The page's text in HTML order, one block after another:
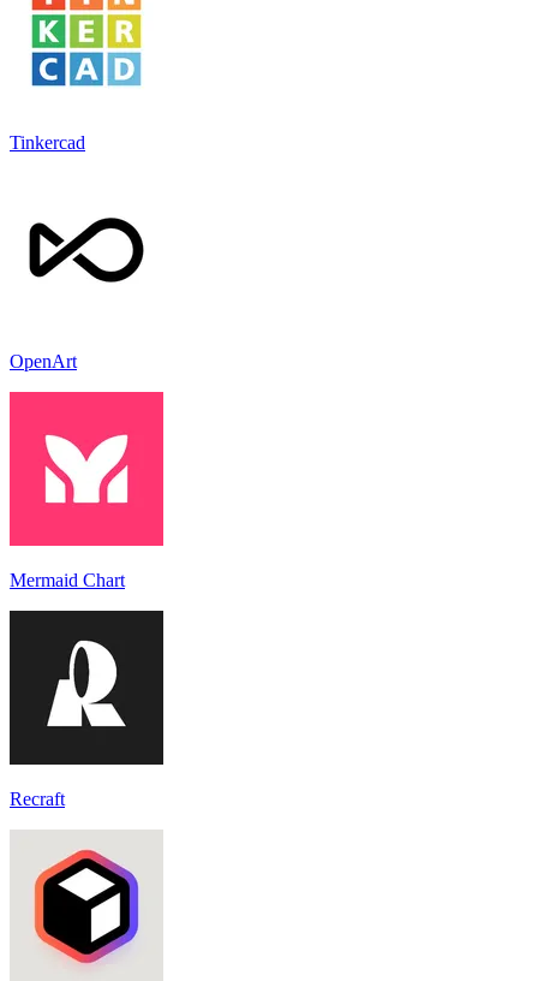
Tinkercad
OpenArt
Mermaid Chart
Recraft